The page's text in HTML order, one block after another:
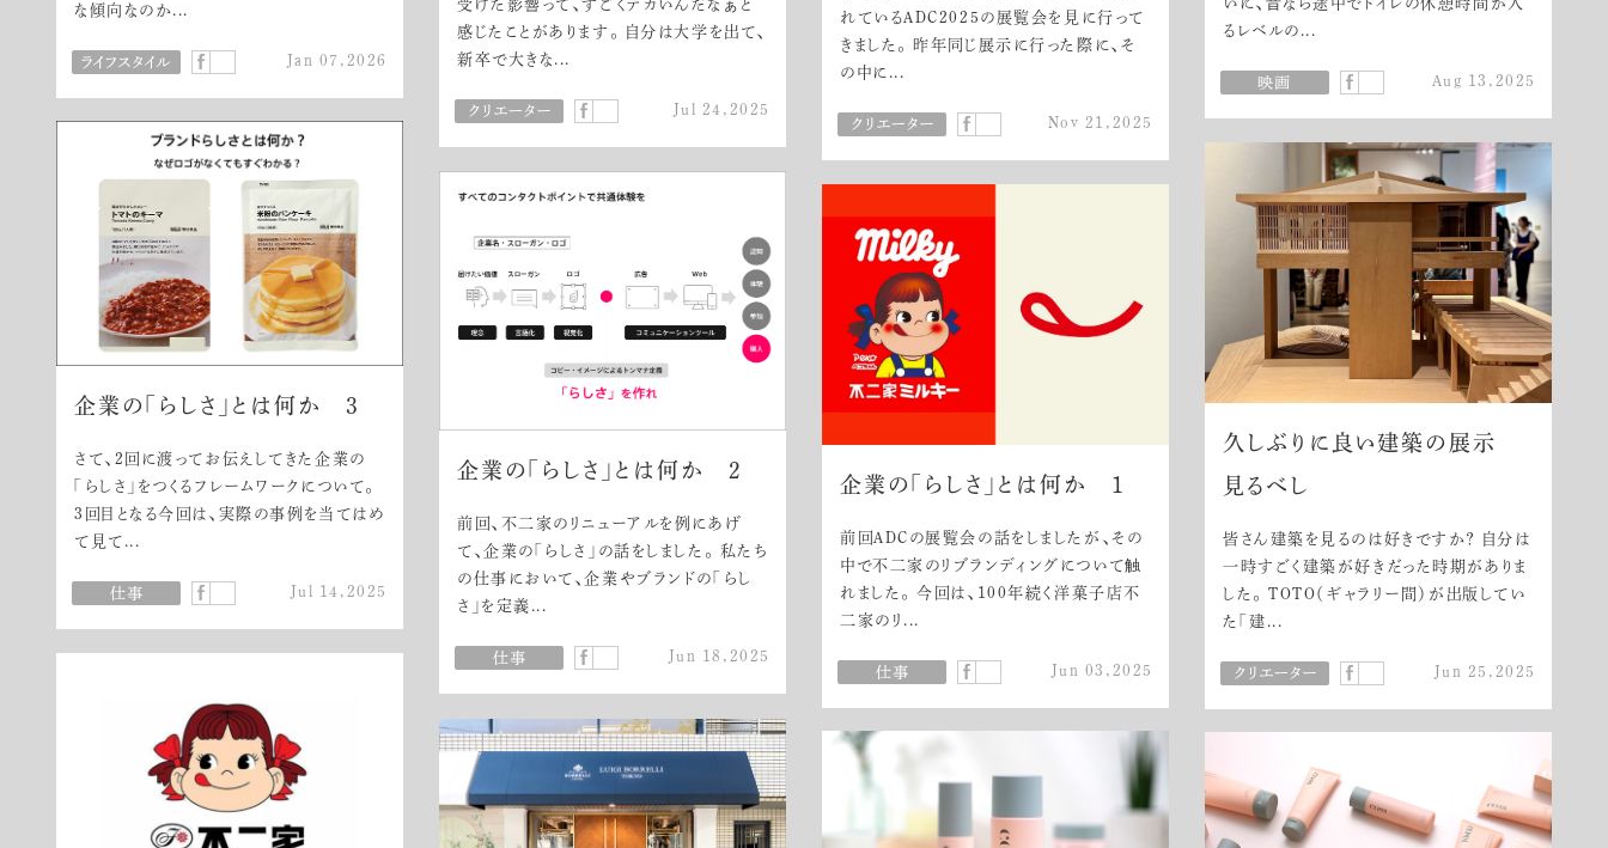
な傾向なのか...
Jan 07,2026
れているADC2025の展覧会を見に行って
きました。 昨年同じ展示に行った際に、そ
の中に...
Nov 21,2025
るレベルの...
Aug 13,2025
受けた影響って、すごくデカいんだなぁと感
じたことがあります。 自分は大学を出て、新
卒で大きな...
Jul 24,2025
企業の「らしさ」とは何か 3
さて、2回に渡ってお伝えしてきた企業の
「らしさ」をつくるフレームワークについて。
3回目となる今回は、実際の事例を当てはめ
て見て...
Jul 14,2025
久しぶりに良い建築の展示
見るべし
皆さん建築を見るのは好きですか？ 自分は
一時すごく建築が好きだった時期がありま
した。 TOTO（ギャラリー間）が出版してい
た「建...
Jun 25,2025
企業の「らしさ」とは何か 2
前回、不二家のリニューアルを例にあげ
て、企業の「らしさ」の話をしました。 私たち
の仕事において、企業やブランドの「らし
さ」を定義...
Jun 18,2025
企業の「らしさ」とは何か 1
前回ADCの展覧会の話をしましたが、その
中で不二家のリブランディングについて触
れました。 今回は、100年続く洋菓子店不
二家のリ...
Jun 03,2025